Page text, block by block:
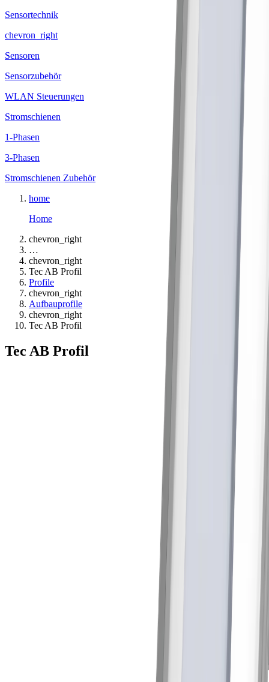
Sensortechnik
chevron_right
Sensoren
Sensorzubehör
WLAN Steuerungen
Stromschienen
1-Phasen
3-Phasen
Stromschienen Zubehör
home
Home
chevron_right
…
chevron_right
Tec AB Profil
Profile
chevron_right
Aufbauprofile
chevron_right
Tec AB Profil
Tec AB Profil